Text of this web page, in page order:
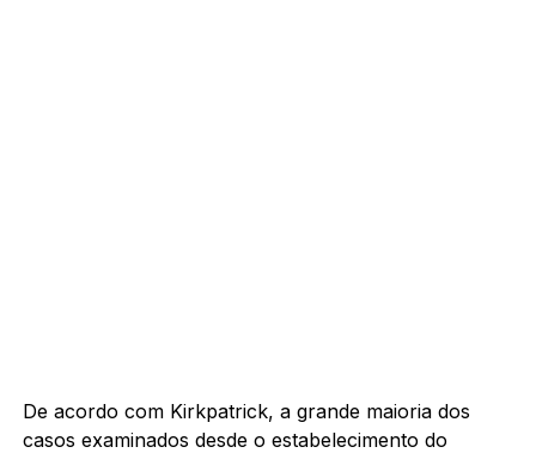
De acordo com Kirkpatrick, a grande maioria dos
casos examinados desde o estabelecimento do